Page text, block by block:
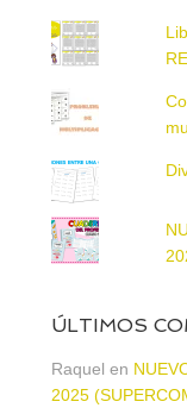
ÚLTIMOS
Raquel en
2025